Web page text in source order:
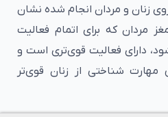
زنان و مردان انجام شده نشان
مردان که برای اتمام فعالیت
دارای فعالیت قوی‌تری است و
شناختی از زنان قوی‌تر